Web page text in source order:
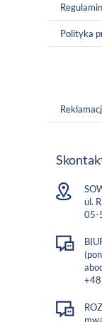
Regulamin
Polityka
ul.
05-